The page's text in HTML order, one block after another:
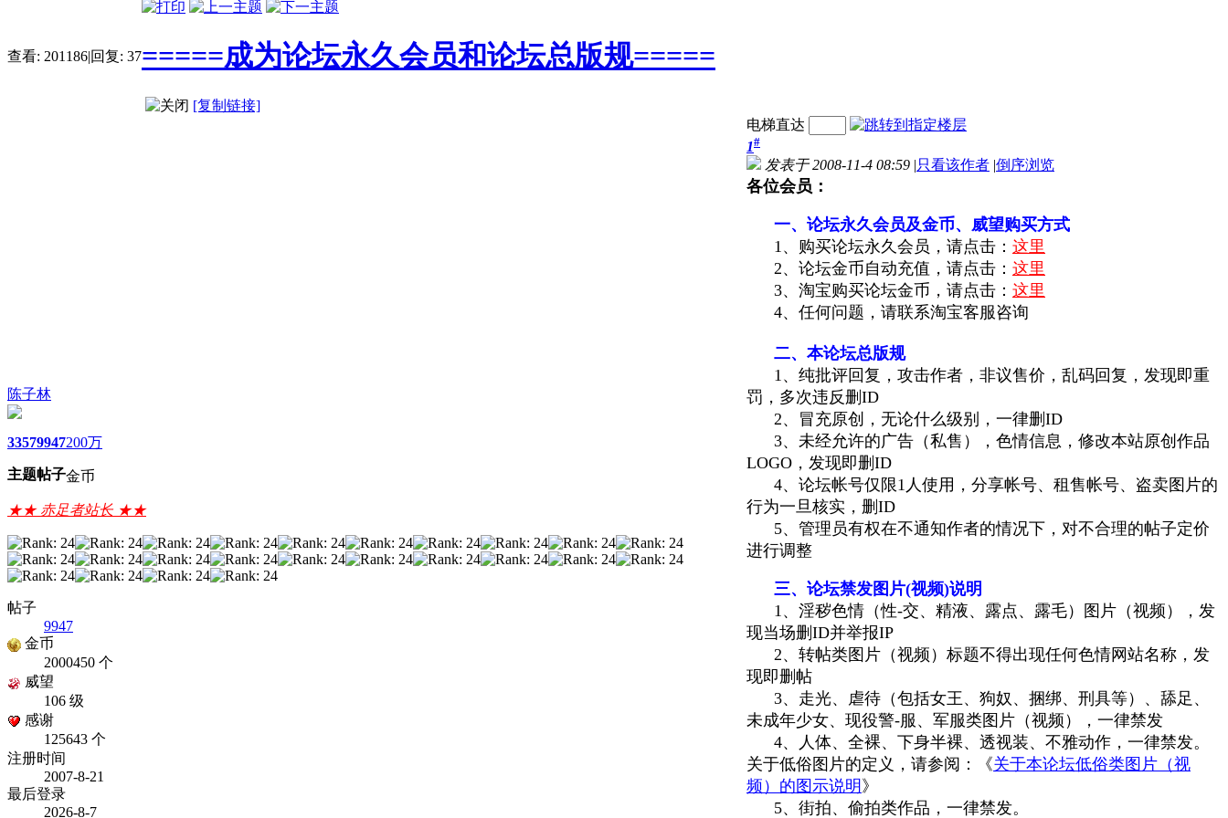
查看: 201186|回复: 37=====成为论坛永久会员和论坛总版规=====
[复制链接]
陈子林
3357
主题
9947
帖子
200万
金币
★★ 赤足者站长 ★★
帖子
9947
金币
2000450 个
威望
106 级
感谢
125643 个
注册时间
2007-8-21
最后登录
2026-8-7
电梯直达
1#
发表于 2008-11-4 08:59 |只看该作者 |倒序浏览
各位会员：
一、论坛永久会员及金币、威望购买方式
1、 购买论坛永久会员 ，请点击： 这里
2、论坛金币自动充值，请点击： 这里
3、淘宝购买论坛金币 ，请点击： 这里
4、任何问题，请联系淘宝客服咨询
二、本论坛总版规
1、 纯批评回复，攻击作者，非议售价，乱码回复，发现即重
罚，多次违反删ID
2、冒充原创，无论什么级别，一律删ID
3、未经允许的广告（私售），色情信息，修改本站原创作品
LOGO，发现即删ID
4、论坛帐号仅限1人使用，分享帐号、租售帐号、盗卖图片的
行为一旦核实，删ID
5、管理员有权在不通知作者的情况下，对不合理的帖子定价
进行调整
三、论坛禁发图片(视频)说明
1、淫秽色情（性-交、精液、露点、露毛）图片（视频），发
现当场删ID并举报IP
2、转帖类图片（视频）标题不得出现任何色情网站名称，发
现即删帖
3、走光、虐待（包括女王、狗奴、捆绑、刑具等）、舔足、
未成年少女、现役警-服、军服类图片（视频），一律禁发
4、人体、全裸、下身半裸、透视装、不雅动作，一律禁发。
关于低俗图片的定义，请参阅：《关于本论坛低俗类图片（视
频）的图示说明 》
5、街拍、偷拍类作品，一律禁发。